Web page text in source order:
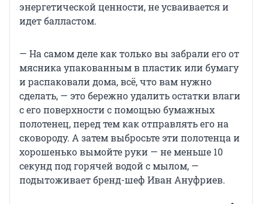
энергетической ценности, не усваивается и
идет балластом.
— На самом деле как только вы забрали его от
мясника упакованным в пластик или бумагу
и распаковали дома, всё, что вам нужно
сделать, — это бережно удалить остатки влаги
с его поверхности с помощью бумажных
полотенец, перед тем как отправлять его на
сковороду. А затем выбросьте эти полотенца и
хорошенько вымойте руки — не меньше 10
секунд под горячей водой с мылом, —
подытоживает бренд-шеф Иван Ануфриев.